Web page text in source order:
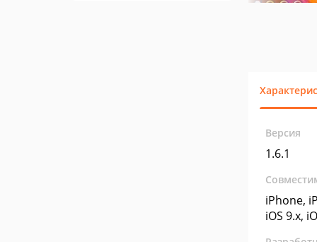
Версия
1.6.1
iPhone,
iOS 9.x,